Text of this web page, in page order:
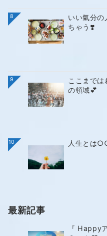
8
いい氣分
ちゃう❣️
9
ここまで
の領域💕
10 人生とは
最新記事
『 Happy